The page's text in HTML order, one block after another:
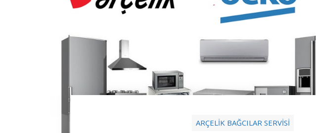
ARÇELİK BAĞCILAR SERVİSİ